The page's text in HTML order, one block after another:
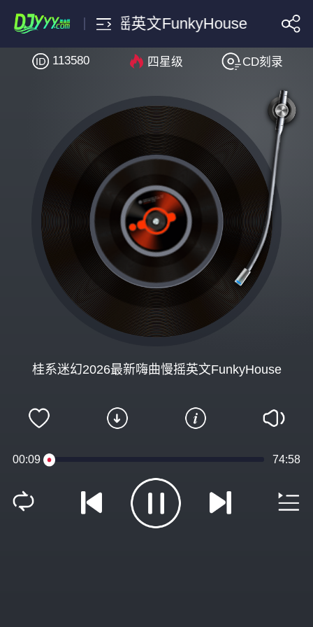
搜索
最新嗨曲慢摇英文FunkyHouse
桂系迷幻2026最新嗨曲慢摇英文FunkyHouse
113580 四星级 CD刻录
00:09 74:58